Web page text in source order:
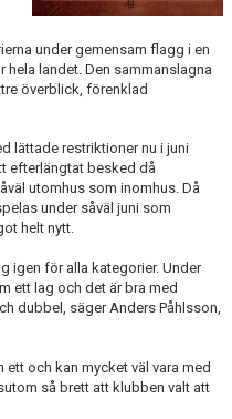
under gemensam flagg i en
landet. Den sammanslagna
överblick, förenklad
lättade restriktioner nu i juni
efterlängtat besked då
utomhus som inomhus. Då
under såväl juni som
helt nytt.
igen för alla kategorier. Under
ett lag och det är bra med
dubbel, säger Anders Påhlsson,
och kan mycket väl vara med
så brett att klubben valt att